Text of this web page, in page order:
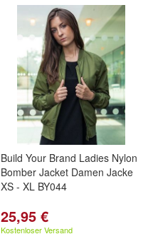
Build Your Brand Ladies Nylon
Bomber Jacket Damen Jacke
XS - XL BY044
25,95 €
Kostenloser Versand